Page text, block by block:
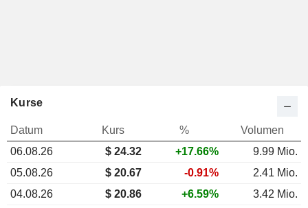
Kurse
Datum Kurs %
Volumen
06.08.26
$ 24.32 +17.66%
9.99 Mio.
05.08.26
$ 20.67 -0.91%
2.41 Mio.
04.08.26
$ 20.86 +6.59%
3.42 Mio.